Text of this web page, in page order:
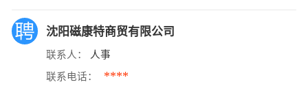
沈阳磁康特商贸有限公司
联系人： 人事
联系电话： ****